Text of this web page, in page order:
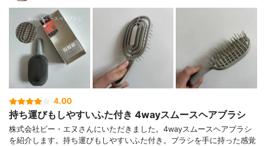
4.00
持ち運びもしやすいふた付き 4wayスムースヘアブラシ
株式会社ビー・エヌさんにいただきました。4wayスムースヘアブラシ
を紹介します。持ち運びもしやすいふた付き。ブラシを手に持った感覚